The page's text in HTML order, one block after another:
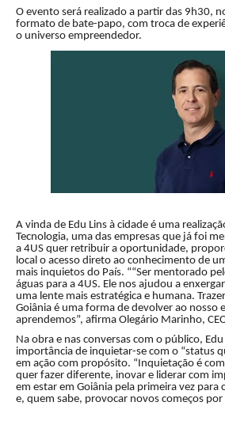
O evento será realizado a partir das 9h30,
formato de bate-papo, com troca de
o universo empreendedor.
A vinda de Edu Lins à cidade é uma
Tecnologia, uma das empresas que já foi
a 4US quer retribuir a oportunidade,
local o acesso direto ao conhecimento de
mais inquietos do País. ““Ser mentorado
águas para a 4US. Ele nos ajudou a
uma lente mais estratégica e humana.
Goiânia é uma forma de devolver ao nosso
aprendemos”, afirma Olegário Marinho,
Na obra e nas conversas com o público,
importância de inquietar-se com o “status
em ação com propósito. “Inquietação é
quer fazer diferente, inovar e liderar com
em estar em Goiânia pela primeira vez para
e, quem sabe, provocar novos começos por